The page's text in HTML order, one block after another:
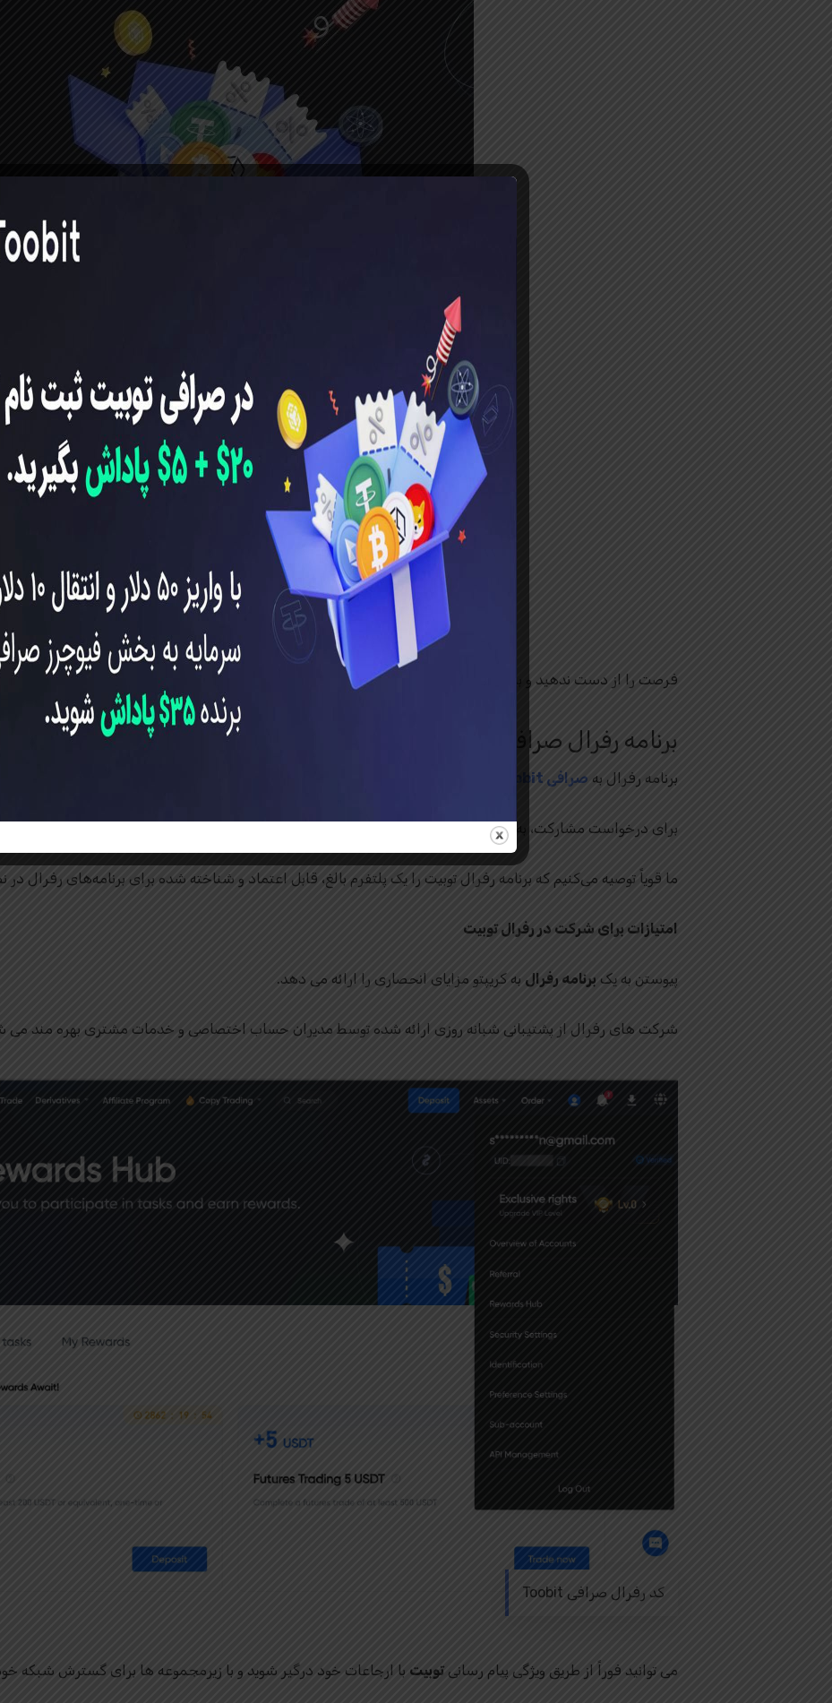
بهترین کد دعوت به صرافی توبیت برای ایرانیان
فرصت را از دست ندهید و با کد ورود به دنیای ارزهای دیجیتال را به بهترین شکل ممکن تجربه کنید!
برنامه رفرال صرافی Toobit چیست و چگونه کار می کند؟
برنامه رفرال به صرافی Toobit
برای درخواست مشارکت، به وب سایت رسمی آنها مراجعه کنید.
ما قویاً توصیه می‌کنیم که برنامه رفرال توبیت را یک پلتفرم بالغ، قابل اعتماد و شناخته شده برای برنامه‌های رفرال در
امتیازات برای شرکت در رفرال توبیت
پیوستن به یک برنامه رفرال به کریپتو مزایای انحصاری را ارائه می دهد.
شرکت های رفرال از پشتیبانی شبانه روزی ارائه شده توسط مدیران حساب اختصاصی و خدمات مشتری بهره مند می
کد رفرال صرافی Toobit
می توانید فوراً از طریق ویژگی پیام رسانی توبیت با ارجاعات خود درگیر شوید و با زیرمجموعه ها برای گسترش شبکه